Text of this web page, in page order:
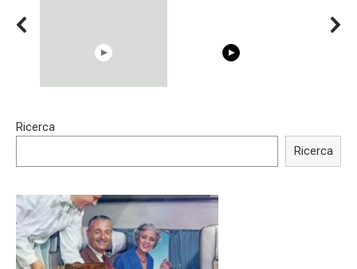
Trying BOLLYWOOD
Shocking illusion - Pretty
Ricerca
Ricerca